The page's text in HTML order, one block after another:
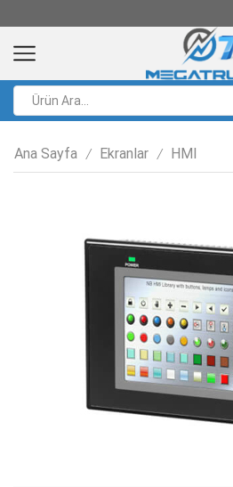
Ana Sayfa / Ekranlar / HMI